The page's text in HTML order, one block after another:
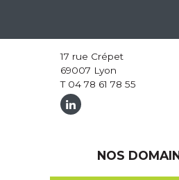
17 rue Crépet
69007 Lyon
T 04 78 61 78 55
NOS